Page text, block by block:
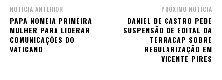
NOTÍCIA ANTERIOR
PAPA NOMEIA PRIMEIRA
MULHER PARA LIDERAR
COMUNICAÇÕES DO
VATICANO
PRÓXIMO NOTÍCIA
DANIEL DE CASTRO PEDE
SUSPENSÃO DE EDITAL DA
TERRACAP SOBRE
REGULARIZAÇÃO EM
VICENTE PIRES